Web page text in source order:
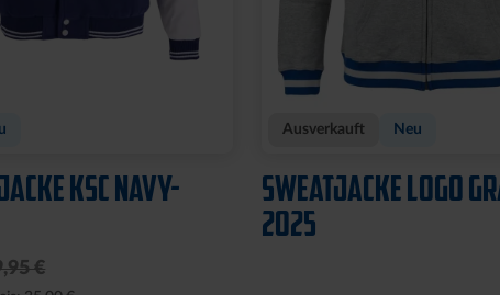
KSC NAVY-
€
Ausverkauft Neu
SWEATJACKE LOGO
2025